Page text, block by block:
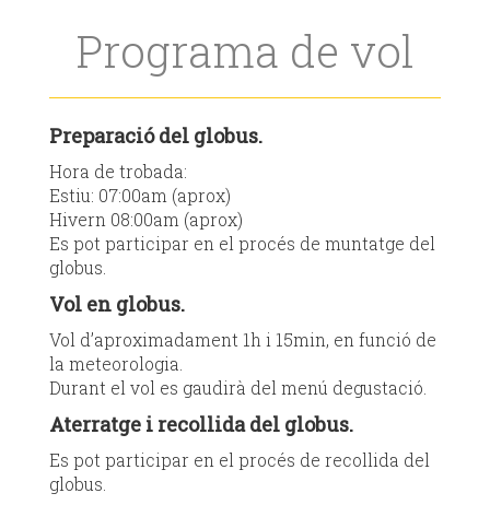
Programa de vol
Preparació del globus.
Hora de trobada:
Estiu: 07:00am (aprox)
Hivern 08:00am (aprox)
Es pot participar en el procés de muntatge del
globus.
Vol en globus.
Vol d’aproximadament 1h i 15min, en funció de
la meteorologia.
Durant el vol es gaudirà del menú degustació.
Aterratge i recollida del globus.
Es pot participar en el procés de recollida del
globus.